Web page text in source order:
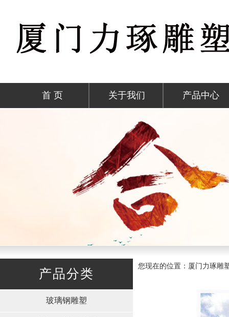
首 页 关于我们 产品中心
产品分类
玻璃钢雕塑
您现在的位置：厦门力琢雕